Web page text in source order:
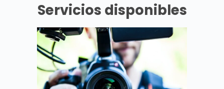
Servicios disponibles